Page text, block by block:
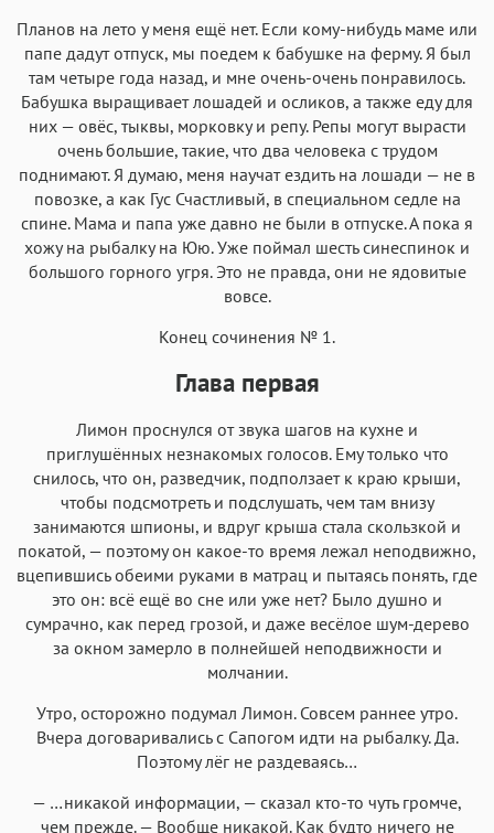
Планов на лето у меня ещё нет. Если кому-нибудь маме или
папе дадут отпуск, мы поедем к бабушке на ферму. Я был
там четыре года назад, и мне очень-очень понравилось.
Бабушка выращивает лошадей и осликов, а также еду для
них — овёс, тыквы, морковку и репу. Репы могут вырасти
очень большие, такие, что два человека с трудом
поднимают. Я думаю, меня научат ездить на лошади — не в
повозке, а как Гус Счастливый, в специальном седле на
спине. Мама и папа уже давно не были в отпуске. А пока я
хожу на рыбалку на Юю. Уже поймал шесть синеспинок и
большого горного угря. Это не правда, они не ядовитые
вовсе.
Конец сочинения № 1.
Глава первая
Лимон проснулся от звука шагов на кухне и
приглушённых незнакомых голосов. Ему только что
снилось, что он, разведчик, подползает к краю крыши,
чтобы подсмотреть и подслушать, чем там внизу
занимаются шпионы, и вдруг крыша стала скользкой и
покатой, — поэтому он какое-то время лежал неподвижно,
вцепившись обеими руками в матрац и пытаясь понять, где
это он: всё ещё во сне или уже нет? Было душно и
сумрачно, как перед грозой, и даже весёлое шум-дерево
за окном замерло в полнейшей неподвижности и
молчании.
Утро, осторожно подумал Лимон. Совсем раннее утро.
Вчера договаривались с Сапогом идти на рыбалку. Да.
Поэтому лёг не раздеваясь…
— …никакой информации, — сказал кто-то чуть громче,
чем прежде. — Вообще никакой. Как будто ничего не